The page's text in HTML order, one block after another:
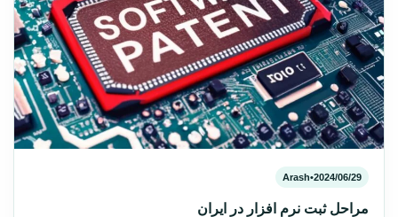
2024/06/29
•
Arash
مراحل ثبت نرم افزار در ایران